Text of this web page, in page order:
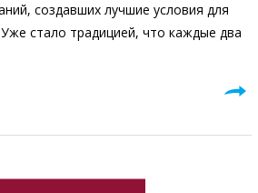
создавших лучшие условия для
стало традицией, что каждые два